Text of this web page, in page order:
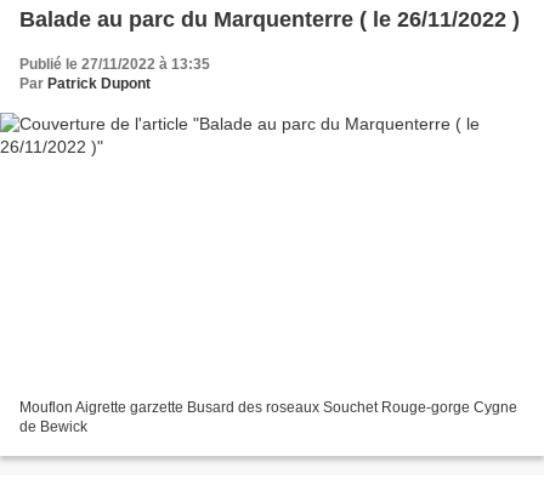
Balade au parc du Marquenterre ( le 26/11/2022 )
Publié le 27/11/2022 à 13:35
Par Patrick Dupont
Mouflon Aigrette garzette Busard des roseaux Souchet Rouge-gorge Cygne
de Bewick